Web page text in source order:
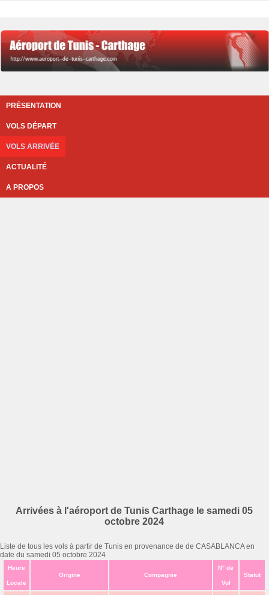
PRÉSENTATION
VOLS DÉPART
VOLS ARRIVÉE
ACTUALITÉ
A PROPOS
Arrivées à l'aéroport de Tunis Carthage le samedi 05
octobre 2024
Liste de tous les vols à partir de Tunis en provenance de de CASABLANCA en
date du samedi 05 octobre 2024
Heure
Locale
Origine Compagnie
N° de
Vol
Statut